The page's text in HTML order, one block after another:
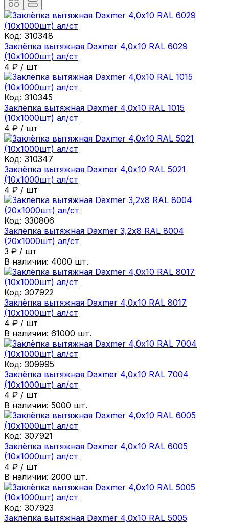
Код: 310348
Заклёпка вытяжная Daxmer 4,0х10 RAL 6029
(10х1000шт) ал/ст
4 ₽ / шт
Код: 310345
Заклёпка вытяжная Daxmer 4,0х10 RAL 1015
(10х1000шт) ал/ст
4 ₽ / шт
Код: 310347
Заклёпка вытяжная Daxmer 4,0х10 RAL 5021
(10х1000шт) ал/ст
4 ₽ / шт
Код: 330806
Заклёпка вытяжная Daxmer 3,2х8 RAL 8004
(20х1000шт) ал/ст
3 ₽ / шт
В наличии: 4000 шт.
Код: 307922
Заклёпка вытяжная Daxmer 4,0х10 RAL 8017
(10х1000шт) ал/ст
4 ₽ / шт
В наличии: 61000 шт.
Код: 309995
Заклёпка вытяжная Daxmer 4,0х10 RAL 7004
(10х1000шт) ал/ст
4 ₽ / шт
В наличии: 5000 шт.
Код: 307921
Заклёпка вытяжная Daxmer 4,0х10 RAL 6005
(10х1000шт) ал/ст
4 ₽ / шт
В наличии: 2000 шт.
Код: 307923
Заклёпка вытяжная Daxmer 4,0х10 RAL 5005